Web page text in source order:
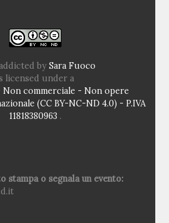
by Sara Fuoco
licensed under a
commerciale - Non opere
(CC BY-NC-ND 4.0) - P.IVA
11818380963 .
stampa o segnala un evento: